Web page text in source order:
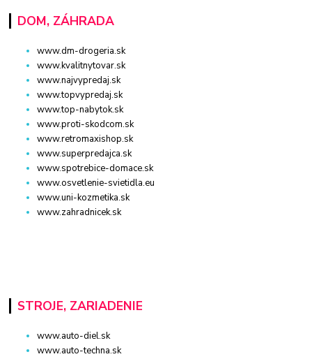
DOM, ZÁHRADA
www.dm-drogeria.sk
www.kvalitnytovar.sk
www.najvypredaj.sk
www.topvypredaj.sk
www.top-nabytok.sk
www.proti-skodcom.sk
www.retromaxishop.sk
www.superpredajca.sk
www.spotrebice-domace.sk
www.osvetlenie-svietidla.eu
www.uni-kozmetika.sk
www.zahradnicek.sk
STROJE, ZARIADENIE
www.auto-diel.sk
www.auto-techna.sk